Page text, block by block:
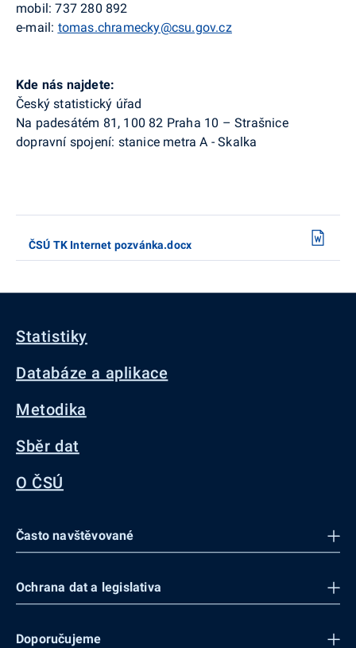
mobil: 737 280 892
e-mail: tomas.chramecky@csu.gov.cz
Kde nás najdete:
Český statistický úřad
Na padesátém 81, 100 82 Praha 10 – Strašnice
dopravní spojení: stanice metra A - Skalka
ČSÚ TK Internet pozvánka.docx
Statistiky
Databáze a aplikace
Metodika
Sběr dat
O ČSÚ
Často navštěvované
Ochrana dat a legislativa
Doporučujeme